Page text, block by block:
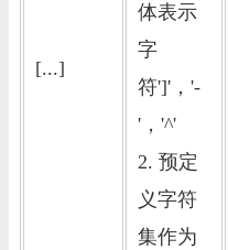
[...]
体表示
字
符']'，'-
'，'^'
2. 预定
义字符
集作为